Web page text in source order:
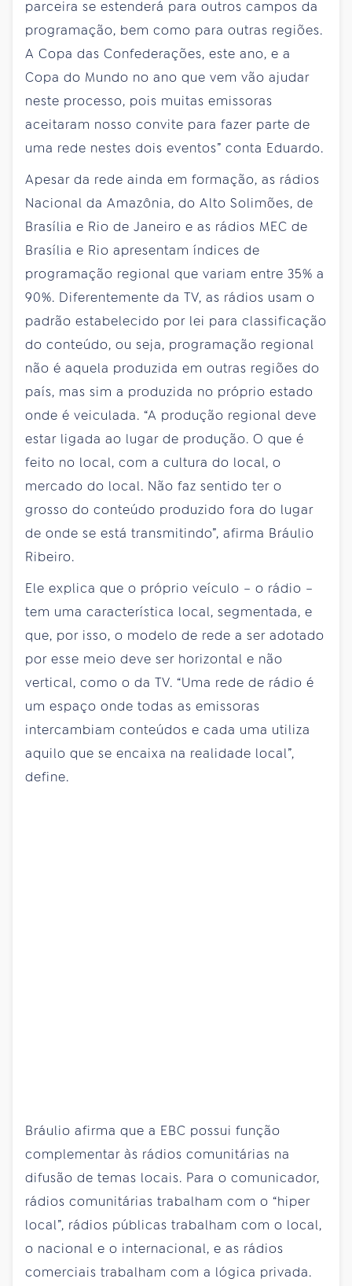
parceira se estenderá para outros campos da
programação, bem como para outras regiões.
A Copa das Confederações, este ano, e a
Copa do Mundo no ano que vem vão ajudar
neste processo, pois muitas emissoras
aceitaram nosso convite para fazer parte de
uma rede nestes dois eventos” conta Eduardo.
Apesar da rede ainda em formação, as rádios
Nacional da Amazônia, do Alto Solimões, de
Brasília e Rio de Janeiro e as rádios MEC de
Brasília e Rio apresentam índices de
programação regional que variam entre 35% a
90%. Diferentemente da TV, as rádios usam o
padrão estabelecido por lei para classificação
do conteúdo, ou seja, programação regional
não é aquela produzida em outras regiões do
país, mas sim a produzida no próprio estado
onde é veiculada. “A produção regional deve
estar ligada ao lugar de produção. O que é
feito no local, com a cultura do local, o
mercado do local. Não faz sentido ter o
grosso do conteúdo produzido fora do lugar
de onde se está transmitindo”, afirma Bráulio
Ribeiro.
Ele explica que o próprio veículo – o rádio –
tem uma característica local, segmentada, e
que, por isso, o modelo de rede a ser adotado
por esse meio deve ser horizontal e não
vertical, como o da TV. “Uma rede de rádio é
um espaço onde todas as emissoras
intercambiam conteúdos e cada uma utiliza
aquilo que se encaixa na realidade local”,
define.
Bráulio afirma que a EBC possui função
complementar às rádios comunitárias na
difusão de temas locais. Para o comunicador,
rádios comunitárias trabalham com o “hiper
local”, rádios públicas trabalham com o local,
o nacional e o internacional, e as rádios
comerciais trabalham com a lógica privada.